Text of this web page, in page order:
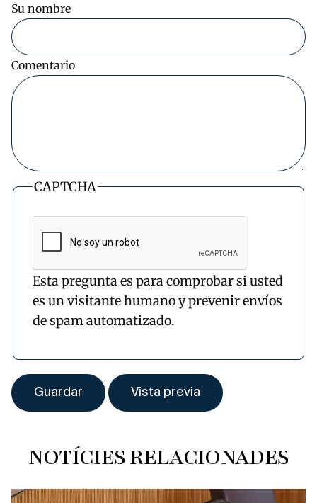
Su nombre
Comentario
CAPTCHA
Esta pregunta es para comprobar si usted
es un visitante humano y prevenir envíos
de spam automatizado.
NOTÍCIES RELACIONADES